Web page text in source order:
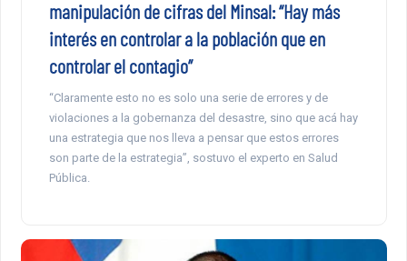
manipulación de cifras del Minsal: “Hay más
interés en controlar a la población que en
controlar el contagio”
“Claramente esto no es solo una serie de errores y de
violaciones a la gobernanza del desastre, sino que acá hay
una estrategia que nos lleva a pensar que estos errores
son parte de la estrategia”, sostuvo el experto en Salud
Pública.